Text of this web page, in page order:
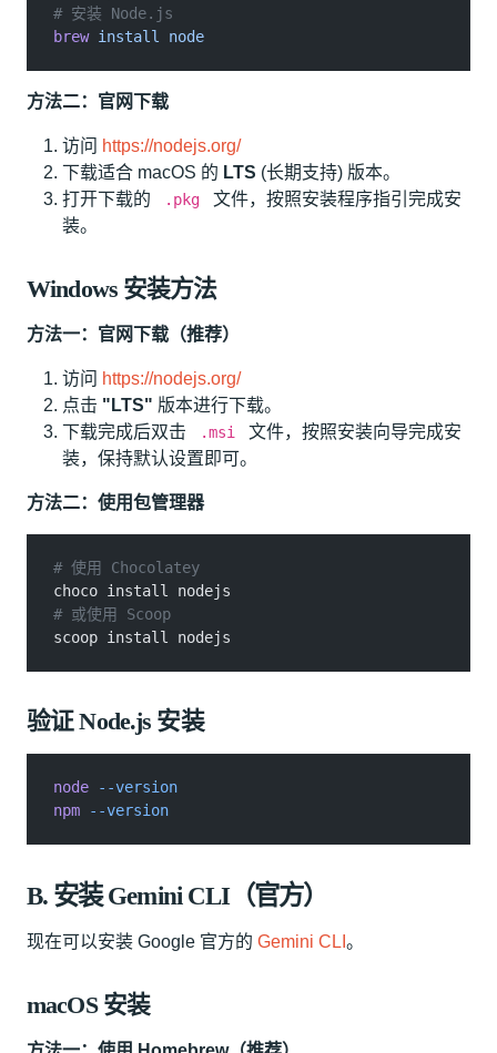
# 安装 Node.js
brew install node
方法二：官网下载
访问 https://nodejs.org/
下载适合 macOS 的 LTS (长期支持) 版本。
打开下载的
.pkg
文件，按照安装程序指引完成安
装。
Windows 安装方法
方法一：官网下载（推荐）
访问 https://nodejs.org/
点击 "LTS" 版本进行下载。
下载完成后双击
.msi
文件，按照安装向导完成安
装，保持默认设置即可。
方法二：使用包管理器
# 使用 Chocolatey
choco install nodejs
# 或使用 Scoop
scoop install nodejs
验证 Node.js 安装
node --version
npm --version
B. 安装 Gemini CLI（官方）
现在可以安装 Google 官方的 Gemini CLI 。
macOS 安装